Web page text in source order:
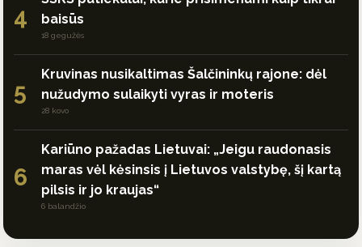
4
baisūs
18 gegužės
5
Kruvinas nusikaltimas Šalčininkų rajone: dėl
nužudymo sulaikyti vyras ir moteris
28 kovo
6
Kariūno pažadas Lietuvai: „Jeigu raudonasis
maras vėl kėsinsis į Lietuvos valstybę, šį kartą
pilsis ir jo kraujas“
6 balandžio